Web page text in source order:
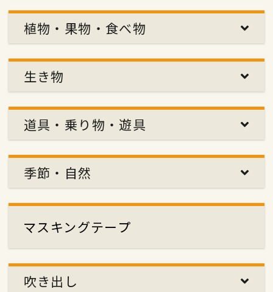
植物・果物・食べ物
生き物
道具・乗り物・遊具
季節・自然
マスキングテープ
吹き出し